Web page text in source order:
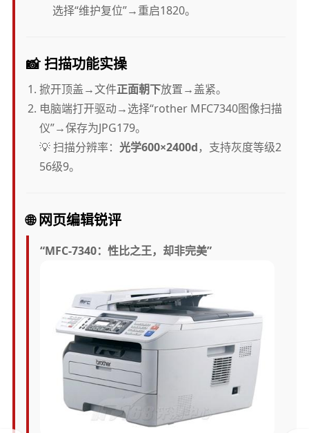
选择“维护复位”→重启1820。
📸扫描功能实操
掀开顶盖→文件正面朝下放置→盖紧。
电脑端打开驱动→选择“rother MFC7340图像扫描
仪”→保存为JPG179。
💡 扫描分辨率： 光学600×2400d，支持灰度等级2
56级9。
🌐网页编辑锐评
“MFC-7340：性比之王，却非完美”